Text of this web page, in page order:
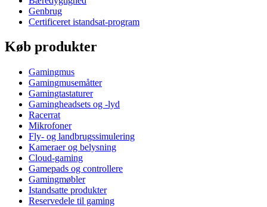
Genbrug
Certificeret istandsat-program
Køb produkter
Gamingmus
Gamingmusemåtter
Gamingtastaturer
Gamingheadsets og -lyd
Racerrat
Mikrofoner
Fly- og landbrugssimulering
Kameraer og belysning
Cloud-gaming
Gamepads og controllere
Gamingmøbler
Istandsatte produkter
Reservedele til gaming